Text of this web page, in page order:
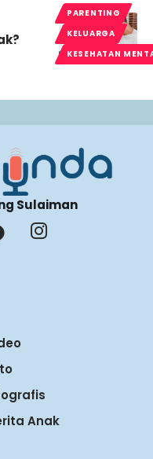
PARENTING
KELUARGA
KESEHATAN
Sulaiman
Anak